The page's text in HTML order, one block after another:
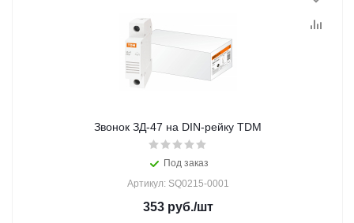
Звонок ЗД-47 на DIN-рейку TDM
Под заказ
Артикул: SQ0215-0001
353руб./шт